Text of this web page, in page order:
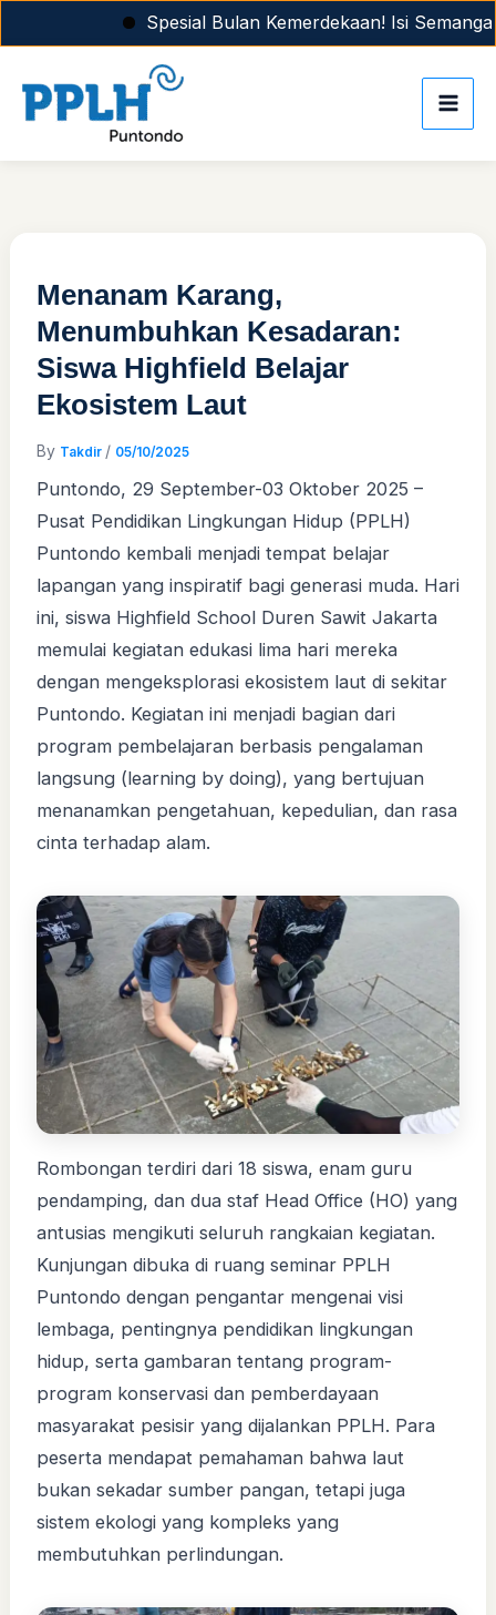
Spesial Bulan Kemerdekaan! Isi Semangat
to
Menanam Karang,
Menumbuhkan Kesadaran:
Siswa Highfield Belajar
Ekosistem Laut
By Takdir / 05/10/2025
Puntondo, 29 September-03 Oktober 2025 –
Pusat Pendidikan Lingkungan Hidup (PPLH)
Puntondo kembali menjadi tempat belajar
lapangan yang inspiratif bagi generasi muda. Hari
ini, siswa Highfield School Duren Sawit Jakarta
memulai kegiatan edukasi lima hari mereka
dengan mengeksplorasi ekosistem laut di sekitar
Puntondo. Kegiatan ini menjadi bagian dari
program pembelajaran berbasis pengalaman
langsung (learning by doing), yang bertujuan
menanamkan pengetahuan, kepedulian, dan rasa
cinta terhadap alam.
Rombongan terdiri dari 18 siswa, enam guru
pendamping, dan dua staf Head Office (HO) yang
antusias mengikuti seluruh rangkaian kegiatan.
Kunjungan dibuka di ruang seminar PPLH
Puntondo dengan pengantar mengenai visi
lembaga, pentingnya pendidikan lingkungan
hidup, serta gambaran tentang program-
program konservasi dan pemberdayaan
masyarakat pesisir yang dijalankan PPLH. Para
peserta mendapat pemahaman bahwa laut
bukan sekadar sumber pangan, tetapi juga
sistem ekologi yang kompleks yang
membutuhkan perlindungan.